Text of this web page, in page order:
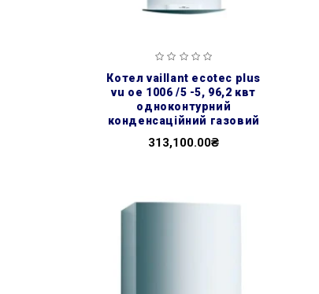
котел vaillant ecotec plus
vu oe 1006 /5 -5, 96,2 квт
одноконтурний
конденсаційний газовий
313,100.00₴